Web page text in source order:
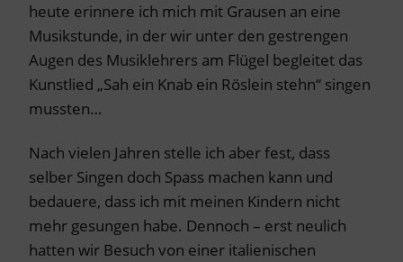
heute erinnere ich mich mit Grausen an eine
Musikstunde, in der wir unter den gestrengen
Augen des Musiklehrers am Flügel begleitet das
Kunstlied „Sah ein Knab ein Röslein stehn“ singen
mussten…
Nach vielen Jahren stelle ich aber fest, dass
selber Singen doch Spass machen kann und
bedauere, dass ich mit meinen Kindern nicht
mehr gesungen habe. Dennoch – erst neulich
hatten wir Besuch von einer italienischen